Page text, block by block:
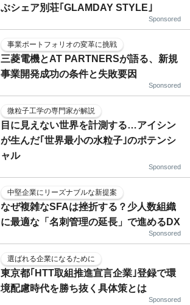
ぶシェア別荘｢GLAMDAY STYLE｣
Sponsored
事業ポートフォリオの変革に挑戦
三菱電機とAT PARTNERSが語る、新規
事業開発成功の条件と失敗要因
Sponsored
微粒子工学の専門家が解説
目に見えない世界を計測する…アイシン
が生んだ｢世界最小の水粒子｣のポテンシ
ャル
Sponsored
中堅企業にリーズナブルな新提案
なぜ複雑なSFAは挫折する？少人数組織
に最適な「名刺管理の延長」で進めるDX
Sponsored
選ばれる企業になるために
東京都｢HTT取組推進宣言企業｣登録で環
境配慮時代を勝ち抜く具体策とは
Sponsored